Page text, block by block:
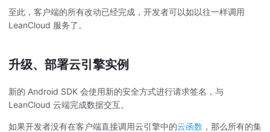
至此，客户端的所有改动已经完成，开发者可以如以往一样调用
LeanCloud 服务了。
升级、部署云引擎实例
新的 Android SDK 会使用新的安全方式进行请求签名，与
LeanCloud 云端完成数据交互。
如果开发者没有在客户端直接调用云引擎中的云函数 ，那么所有的集